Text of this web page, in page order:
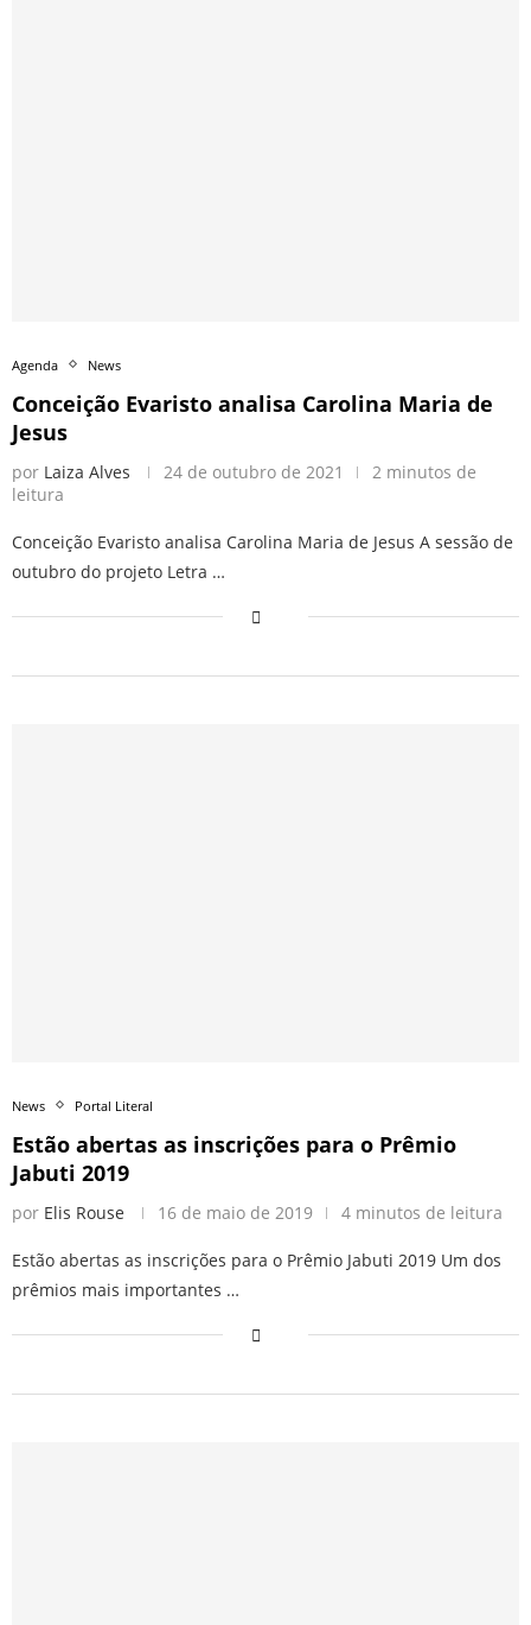
Agenda News
Conceição Evaristo analisa Carolina Maria de
Jesus
por Laiza Alves 24 de outubro de 2021
2 minutos de
leitura
Conceição Evaristo analisa Carolina Maria de Jesus A sessão de
outubro do projeto Letra …
News Portal Literal
Estão abertas as inscrições para o Prêmio
Jabuti 2019
por Elis Rouse 16 de maio de 2019 4 minutos de leitura
Estão abertas as inscrições para o Prêmio Jabuti 2019 Um dos
prêmios mais importantes …